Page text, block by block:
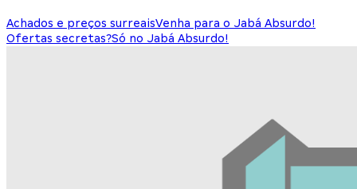
Achados e preços surreaisVenha para o Jabá Absurdo!
Ofertas secretas?Só no Jabá Absurdo!